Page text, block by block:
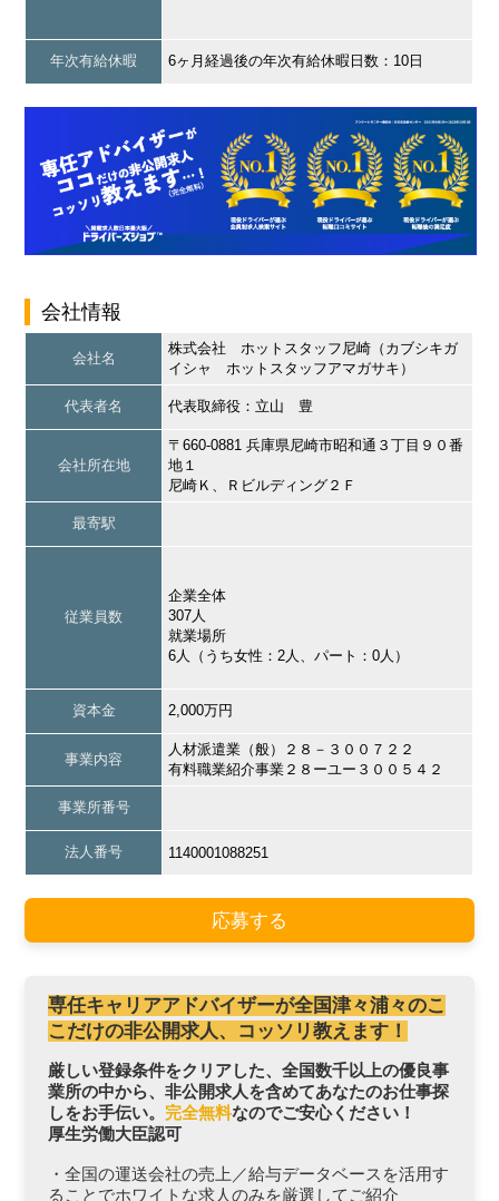
年次有給休暇 6ヶ月経過後の年次有給休暇日数：10日
会社情報
会社名
株式会社 ホットスタッフ尼崎（カブシキガ
イシャ ホットスタッフアマガサキ）
代表者名 代表取締役：立山 豊
会社所在地
〒660-0881 兵庫県尼崎市昭和通３丁目９０番
地１
尼崎Ｋ、Ｒビルディング２Ｆ
最寄駅
従業員数
企業全体
307人
就業場所
6人（うち女性：2人、パート：0人）
資本金 2,000万円
事業内容
人材派遣業（般）２８－３００７２２
有料職業紹介事業２８ーユー３００５４２
事業所番号
法人番号 1140001088251
応募する
専任キャリアアドバイザーが全国津々浦々のこ
こだけの非公開求人、コッソリ教えます！
厳しい登録条件をクリアした、全国数千以上の優良事
業所の中から、非公開求人を含めてあなたのお仕事探
しをお手伝い。 完全無料なのでご安心ください！
厚生労働大臣認可
・全国の運送会社の売上／給与データベースを活用す
ることでホワイトな求人のみを厳選してご紹介